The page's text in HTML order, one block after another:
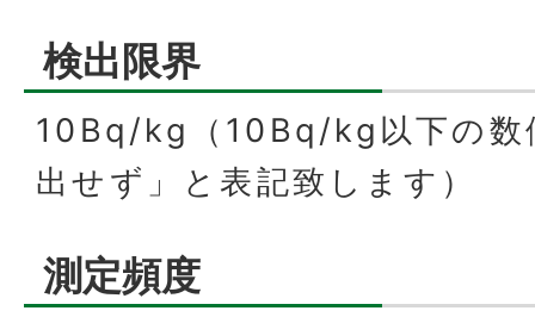
検出限界
10Bq/kg（10Bq/kg以下の数
出せず」と表記致します）
測定頻度